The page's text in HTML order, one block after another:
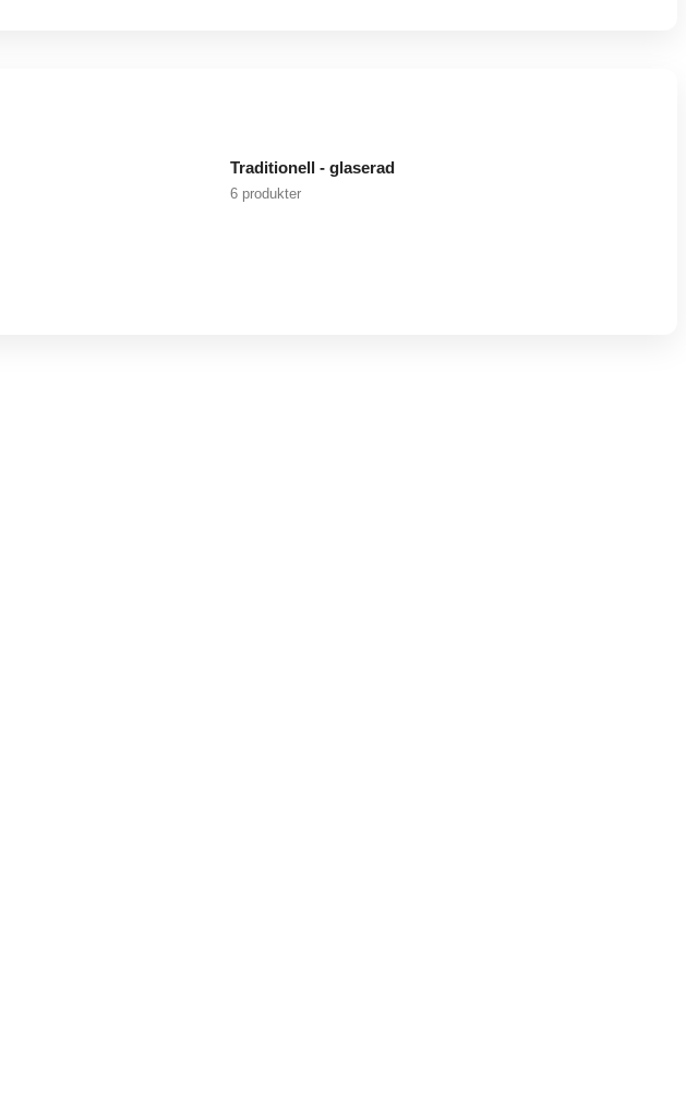
Traditionell - glaserad
6 produkter